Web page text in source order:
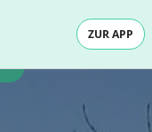
ZUR APP